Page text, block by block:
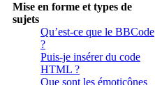
Mise en forme et types de
sujets
Qu’est-ce que le BBCode
?
Puis-je insérer du code
HTML ?
Que sont les émoticônes